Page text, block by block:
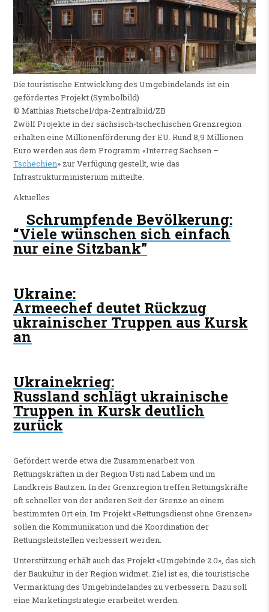
Die touristische Entwicklung des Umgebindelands ist ein
gefördertes Projekt (Symbolbild)
© Matthias Rietschel/​dpa-Zentralbild/​ZB
Zwölf Projekte in der sächsisch-tschechischen Grenzregion
erhalten eine Millionenförderung der EU. Rund 8,9 Millionen
Euro werden aus dem Programm «Interreg Sachsen –
Tschechien» zur Verfügung gestellt, wie das
Infrastrukturministerium mitteilte.
Aktuelles
Schrumpfende Bevölkerung:
“Viele wünschen sich einfach
nur eine Sitzbank”
Ukraine:
Armeechef deutet Rückzug
ukrainischer Truppen aus Kursk
an
Ukrainekrieg:
Russland schlägt ukrainische
Truppen in Kursk deutlich
zurück
Gefördert werde etwa die Zusammenarbeit von
Rettungskräften in der Region Usti nad Labem und im
Landkreis Bautzen. In der Grenzregion treffen Rettungskräfte
oft schneller von der anderen Seit der Grenze an einem
bestimmten Ort ein. Im Projekt «Rettungsdienst ohne Grenzen»
sollen die Kommunikation und die Koordination der
Rettungsleitstellen verbessert werden.
Unterstützung erhält auch das Projekt «Umgebinde 2.0», das sich
der Baukultur in der Region widmet. Ziel ist es, die touristische
Vermarktung des Umgebindelandes zu verbessern. Dazu soll
eine Marketingstrategie erarbeitet werden.